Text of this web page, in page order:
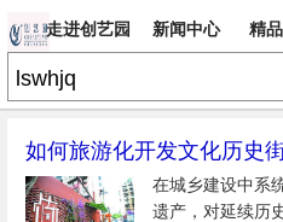
走进创艺园 新闻中心 精
专题
如何旅游化开发文化历史
游规划开发要点在城乡建设中系
遗产，对延续历